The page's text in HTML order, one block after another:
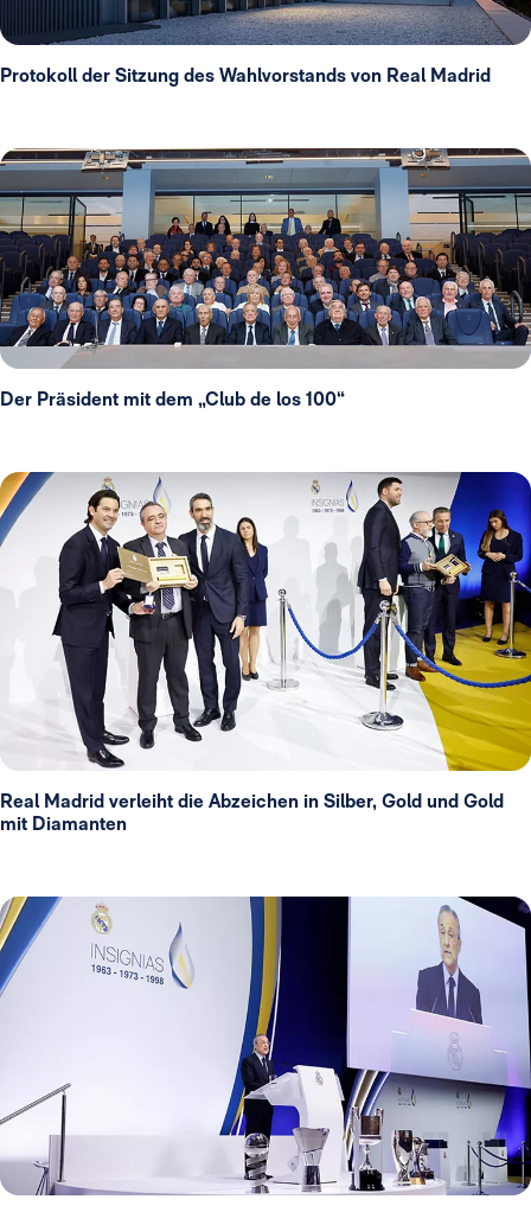
Protokoll der Sitzung des Wahlvorstands von Real Madrid
Der Präsident mit dem „Club de los 100“
Real Madrid verleiht die Abzeichen in Silber, Gold und Gold
mit Diamanten